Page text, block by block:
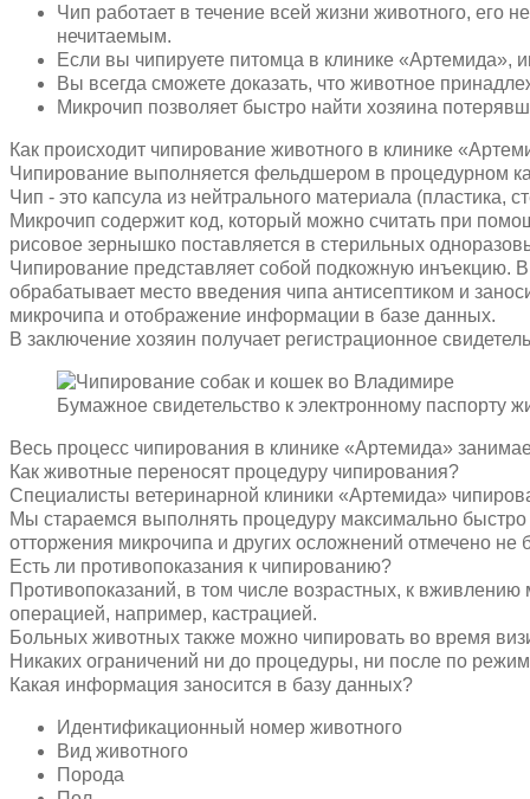
Чип работает в течение всей жизни животного, его
нечитаемым.
Если вы чипируете питомца в клинике «Артемида»,
Вы всегда сможете доказать, что животное
Микрочип позволяет быстро найти хозяина
Как происходит чипирование животного в клинике
Чипирование выполняется фельдшером в процедурном
Чип - это капсула из нейтрального материала
Микрочип содержит код, который можно считать при
рисовое зернышко поставляется в стерильных
Чипирование представляет собой подкожную инъекцию.
обрабатывает место введения чипа антисептиком и
микрочипа и отображение информации в базе данных.
В заключение хозяин получает регистрационное
Бумажное свидетельство к электронному паспорту
Весь процесс чипирования в клинике «Артемида»
Как животные переносят процедуру чипирования?
Специалисты ветеринарной клиники «Артемида»
Мы стараемся выполнять процедуру максимально
отторжения микрочипа и других осложнений отмечено не
Есть ли противопоказания к чипированию?
Противопоказаний, в том числе возрастных, к
операцией, например, кастрацией.
Больных животных также можно чипировать во время
Никаких ограничений ни до процедуры, ни после по
Какая информация заносится в базу данных?
Идентификационный номер животного
Вид животного
Порода